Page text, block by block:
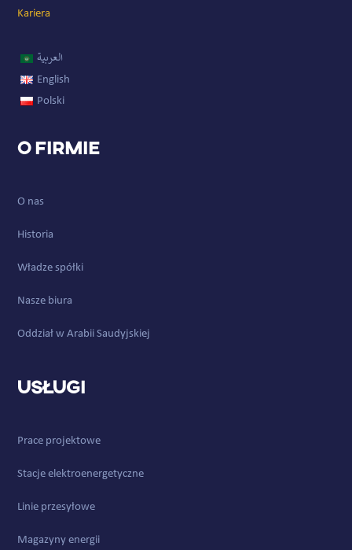
Kariera
العربية
English
Polski
O firmie
O nas
Historia
Władze spółki
Nasze biura
Oddział w Arabii Saudyjskiej
Usługi
Prace projektowe
Stacje elektroenergetyczne
Linie przesyłowe
Magazyny energii